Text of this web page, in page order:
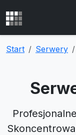
Start Serwery